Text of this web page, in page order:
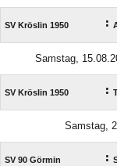
SV Kröslin 1950 :
Samstag,
SV Kröslin 1950 :
Samstag,
SV 90 Görmin :